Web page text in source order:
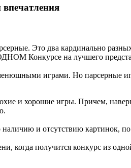
Это два кардинально
Конкурсе на лучшего
играми. Но парсерные
и хорошие игры. Причем,
и отсутствию картинок,
когда получится конкурс из